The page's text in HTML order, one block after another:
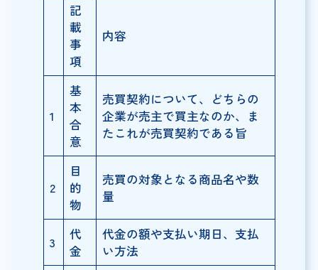
記
載
事
項
内容
1
基
本
合
意
売買契約について、どちらの
企業が売主で買主なのか、ま
たこれが売買契約である旨
2
目
的
物
売買の対象となる商品名や数
量
3
代
金
代金の額や支払い期日、支払
い方法